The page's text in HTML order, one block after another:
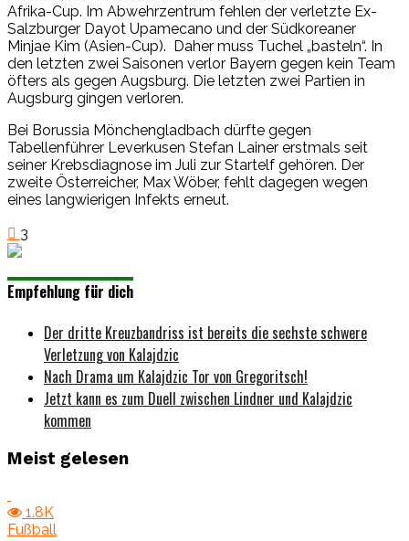
Afrika-Cup. Im Abwehrzentrum fehlen der verletzte Ex-
Salzburger Dayot Upamecano und der Südkoreaner
Minjae Kim (Asien-Cup). Daher muss Tuchel „basteln“. In
den letzten zwei Saisonen verlor Bayern gegen kein Team
öfters als gegen Augsburg. Die letzten zwei Partien in
Augsburg gingen verloren.
Bei Borussia Mönchengladbach dürfte gegen
Tabellenführer Leverkusen Stefan Lainer erstmals seit
seiner Krebsdiagnose im Juli zur Startelf gehören. Der
zweite Österreicher, Max Wöber, fehlt dagegen wegen
eines langwierigen Infekts erneut.
3
Empfehlung für dich
Der dritte Kreuzbandriss ist bereits die sechste schwere
Verletzung von Kalajdzic
Nach Drama um Kalajdzic Tor von Gregoritsch!
Jetzt kann es zum Duell zwischen Lindner und Kalajdzic
kommen
Meist gelesen
1.8K
Fußball